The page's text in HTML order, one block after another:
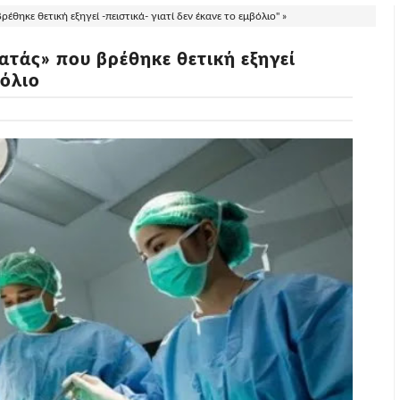
θετική εξηγεί -πειστικά- γιατί δεν έκανε το εμβόλιο" »
που βρέθηκε θετική εξηγεί